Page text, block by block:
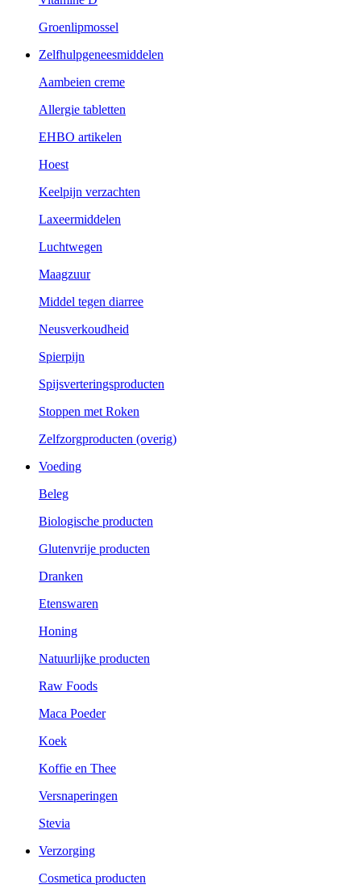
Groenlipmossel
Zelfhulpgeneesmiddelen
Aambeien creme
Allergie tabletten
EHBO artikelen
Hoest
Keelpijn verzachten
Laxeermiddelen
Luchtwegen
Maagzuur
Middel tegen diarree
Neusverkoudheid
Spierpijn
Spijsverteringsproducten
Stoppen met Roken
Zelfzorgproducten (overig)
Voeding
Beleg
Biologische producten
Glutenvrije producten
Dranken
Etenswaren
Honing
Natuurlijke producten
Raw Foods
Maca Poeder
Koek
Koffie en Thee
Versnaperingen
Stevia
Verzorging
Cosmetica producten